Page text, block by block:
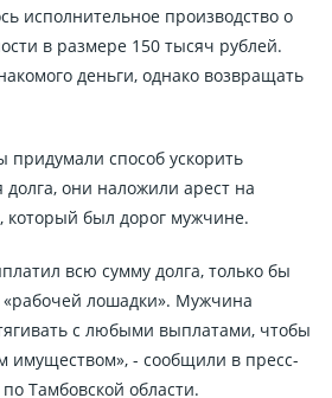
исполнительное производство о
в размере 150 тысяч рублей.
деньги, однако возвращать
придумали способ ускорить
они наложили арест на
который был дорог мужчине.
всю сумму долга, только бы
«рабочей лошадки». Мужчина
с любыми выплатами, чтобы
имуществом», - сообщили в пресс-
Тамбовской области.